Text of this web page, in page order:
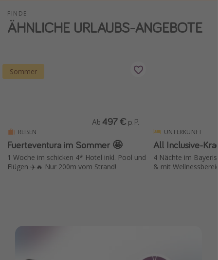
Wochenendtrip
Singlereisen
Gruppenreisen
Hotels in Hamburg
Weitere Themen
Reise Journal
FINDE
ÄHNLICHE URLAUBS-ANGEBOTE
Sommer
REISEN
Fuerteventura im Sommer 🤩
1 Woche im schicken 4* Hotel inkl. Pool und
Flügen ✈️🔥 Nur 200m vom Strand!
Ab 497 € p. P.
UNTERKUNFT
All Inclusive-
4 Nächte im
& mit